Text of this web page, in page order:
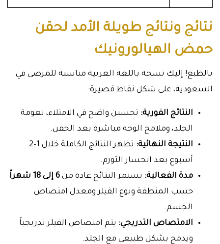
نتائج ونتائج طويلة الأمد لحقن
حمض الهيالورونيك
بالطبع! إليك نسخة باللغة العربية مناسبة للمرضى في
السعودية، على شكل نقاط قصيرة:
النتائج الفورية: تحسين واضح في الامتلاء، نعومة
الجلد، وملامح الوجه مباشرة بعد الحقن.
النتيجة النهائية:
تظهر النتائج الكاملة خلال 1–2
أسبوع بعد انحسار التورم.
مدة الفعالية: تستمر النتائج عادة من 6 إلى 18 شهراً
حسب المنطقة ونوع الفيلر ومعدل امتصاص
الجسم.
الامتصاص التدريجي: يتم امتصاص الفيلر تدريجياً
ويدمج بشكل طبيعي مع الجلد.